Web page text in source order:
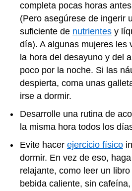
completa pocas horas
(Pero asegúrese de ingerir
suficiente de nutrientes y
día). A algunas mujeres les
la hora del desayuno y del
poco por la noche. Si las
despierta, coma unas
irse a dormir.
Desarrolle una rutina de
la misma hora todos los
Evite hacer ejercicio físico
dormir. En vez de eso,
relajante, como leer un
bebida caliente, sin